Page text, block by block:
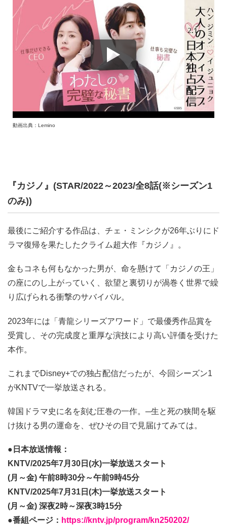
動画出典：Lemino
『カジノ』(STAR/2022～2023/全8話(※シーズン1
のみ))
最後にご紹介する作品は、チェ・ミンシクが26年ぶりにド
ラマ復帰を果たしたクライム超大作『カジノ』。
金もコネも何もなかった男が、命を懸けて「カジノの王」
の座にのし上がっていく、欲望と裏切りが渦巻く世界で繰
り広げられる衝撃のサバイバル。
2023年には「青龍シリーズアワード」で最優秀作品賞を
受賞し、その完成度と重厚な演技により高い評価を受けた
本作。
これまでDisney+での独占配信だったが、今回シーズン1
がKNTVで一挙放送される。
韓国ドラマ史に名を刻む圧巻の一作。─生と死の狭間を駆
け抜ける男の運命を、ぜひその目で見届けてみては。
●日本放送情報：
KNTV/2025年7月30日(水)一挙放送スタート
(月～金) 午前8時30分～午前9時45分
KNTV/2025年7月31日(木)一挙放送スタート
(月～金) 深夜2時～深夜3時15分
●番組ページ： https://kntv.jp/program/kn250202/